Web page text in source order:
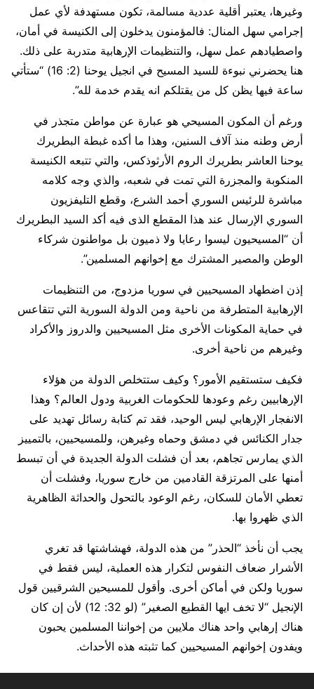
وغيرها، يعتبر أقلية عددية مسالمة، تكون مستهدفة لأي عمل
إجرامي سهل المنال: فالمؤمنون يدخلون إلى الكنيسة في أمان،
واصطيادهم عمل سهل، والتنظيمات الإرهابية متدربة على ذلك.
هنا يحضرني نبوءة للسيد المسيح في انجيل يوحنا (2: 16) “ستأتي
ساعة فيها يظن كل من يقتلكم انه يقدم خدمة لله”.
ورغم أن المكون المسيحي هو عبارة عن مواطن متجذر في
أرض وطنه منذ آلاف السنين، وهذا ما أكده غبطة البطريرك
يوحنا العاشر بطريرك الروم الأرثوذكس، والتي تتبعه الكنيسة
المنكوبة والمجزرة التي تمت في شعبه، والذي وجه كلامه
مباشرة للرئيس السوري أحمد الشرع، وقطع التليفزيون
السوري الإرسال عند هذا المقطع الذى فيه أكد السيد البطريرك
أن “المسيحيون ليسوا رعايا ولا ذميون بل مواطنون شركاء
الوطن والمصير المشترك مع إخوانهم المسلمين”.
إذن اضطهاد المسيحيين في سوريا مزدوج، من التنظيمات
الإرهابية المتطرفة من ناحية ومن الدولة السورية التي تتقاعس
في حماية المكونات الأخرى مثل المسيحيين والدروز والأكراد
وغيرهم من ناحية أخرى.
فكيف ستستقيم الأمور؟ وكيف ستتخلص الدولة من هؤلاء
الإرهابيين رغم وعودها للحكومات الغربية ودول العالم؟ وهذا
الانفجار الإرهابي ليس الوحيد، فقد تم كتابة رسائل تهديد على
جدار الكنائس في دمشق وحماه وغيرهن، وللمسيحيين، بالتمييز
الذي يمارس تجاهم، بعد أن فشلت الدولة الجديدة في أن تبسط
أمنها على المرتزقة القادمين من خارج سوريا، وفشلت أن
تعطي الأمان للسكان، رغم الوعود بالتحول والحداثة الظاهرية
الذي ظهروا بها.
يجب أن نأخذ “الحذر” من هذه الدولة، فهشاشتها قد تغري
الأشرار ضعاف النفوس لتكرار هذه العملية، ليس فقط في
سوريا ولكن في أماكن أخرى. وأقول للمسيحين الشرقيين قول
الإنجيل “لا تخف ايها القطيع الصغير” (لو 32: 12) لأن إن كان
هناك إرهابي واحد هناك ملايين من إخواننا المسلمين يحبون
ويفدون إخوانهم المسيحيين كما تثبته هذه الأحداث.